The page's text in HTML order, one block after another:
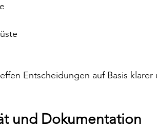
Entscheidungen auf Basis
und Dokumentation